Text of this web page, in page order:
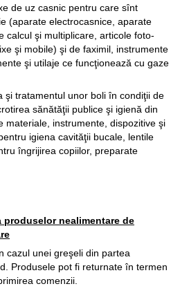
de uz casnic pentru care sînt
(aparate electrocasnice, aparate
calcul şi multiplicare, articole foto-
şi mobile) şi de faximil, instrumente
şi utilaje ce funcţionează cu gaze
şi tratamentul unor boli în condiţii de
sănătăţii publice şi igienă din
materiale, instrumente, dispozitive şi
igiena cavităţii bucale, lentile
îngrijirea copiilor, preparate
produselor nealimentare de
cazul unei greşeli din partea
Produsele pot fi returnate în termen
comenzii.